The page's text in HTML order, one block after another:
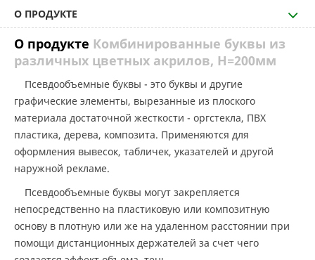
О ПРОДУКТЕ
О продукте Комбинированные буквы из
различных цветных акрилов, H=200мм
Псевдообъемные буквы - это буквы и другие
графические элементы, вырезанные из плоского
материала достаточной жесткости - оргстекла, ПВХ
пластика, дерева, композита. Применяются для
оформления вывесок, табличек, указателей и другой
наружной рекламе.
Псевдообъемные буквы могут закрепляется
непосредственно на пластиковую или композитную
основу в плотную или же на удаленном расстоянии при
помощи дистанционных держателей за счет чего